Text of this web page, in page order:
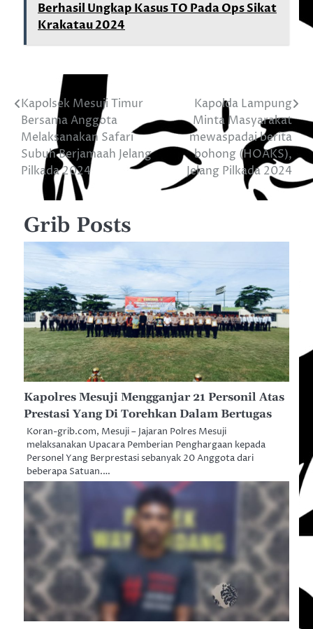
Berhasil Ungkap Kasus TO Pada Ops Sikat
Krakatau 2024
Navigasi
pos
Kapolsek Mesuji Timur
Bersama Anggota
Melaksanakan Safari
Subuh Berjamaah Jelang
Pilkada 2024
Kapolda Lampung
Minta Masyarakat
mewaspadai berita
bohong (HOAKS),
Jelang Pilkada 2024
Grib Posts
Kapolres Mesuji Mengganjar 21 Personil Atas
Prestasi Yang Di Torehkan Dalam Bertugas
Koran-grib.com, Mesuji – Jajaran Polres Mesuji
melaksanakan Upacara Pemberian Penghargaan kepada
Personel Yang Berprestasi sebanyak 20 Anggota dari
beberapa Satuan.…